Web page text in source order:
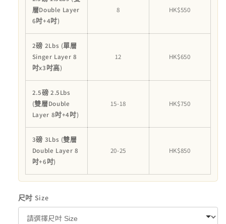
層Double Layer
6吋+4吋)
8 HK$550
2磅 2Lbs (單層
Singer Layer 8
吋x3吋高)
12 HK$650
2.5磅 2.5Lbs
(雙層Double
Layer 8吋+4吋)
15-18 HK$750
3磅 3Lbs (雙層
Double Layer 8
吋+6吋)
20-25 HK$850
尺吋 Size